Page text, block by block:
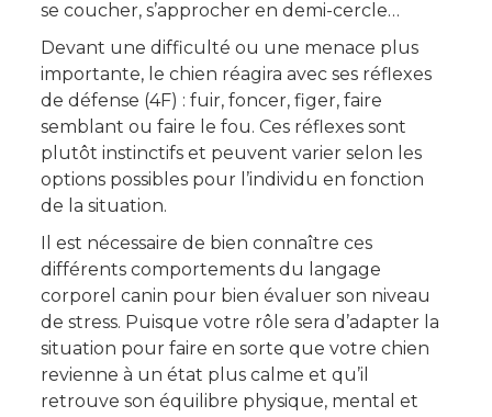
se coucher, s’approcher en demi-cercle…
Devant une difficulté ou une menace plus
importante, le chien réagira avec ses réflexes
de défense (4F) : fuir, foncer, figer, faire
semblant ou faire le fou. Ces réflexes sont
plutôt instinctifs et peuvent varier selon les
options possibles pour l’individu en fonction
de la situation.
Il est nécessaire de bien connaître ces
différents comportements du langage
corporel canin pour bien évaluer son niveau
de stress. Puisque votre rôle sera d’adapter la
situation pour faire en sorte que votre chien
revienne à un état plus calme et qu’il
retrouve son équilibre physique, mental et